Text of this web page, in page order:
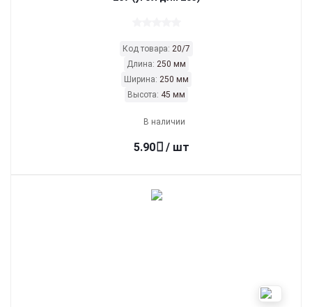
Код товара: 20/7
Длина: 250 мм
Ширина: 250 мм
Высота: 45 мм
В наличии
5.90 / шт